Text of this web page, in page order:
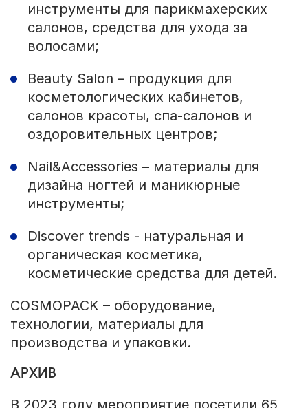
инструменты для парикмахерских
салонов, средства для ухода за
волосами;
Beauty Salon – продукция для
косметологических кабинетов,
салонов красоты, спа-салонов и
оздоровительных центров;
Nail&Accessories – материалы для
дизайна ногтей и маникюрные
инструменты;
Discover trends - натуральная и
органическая косметика,
косметические средства для детей.
COSMOPACK – оборудование,
технологии, материалы для
производства и упаковки.
АРХИВ
В 2023 году мероприятие посетили 65